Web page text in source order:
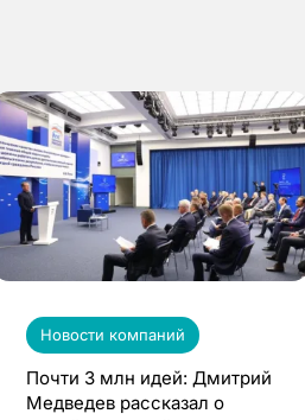
Новости компаний
Почти 3 млн идей: Дмитрий
Медведев рассказал о